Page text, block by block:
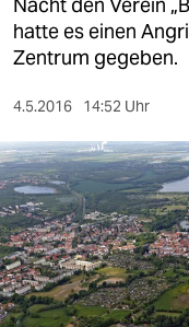
gesellschaft
kultur
sport
berlin
nord
wahrheit
verlag
hatte es einen
Zentrum gegeben.
4.5.2016 14:52 Uhr